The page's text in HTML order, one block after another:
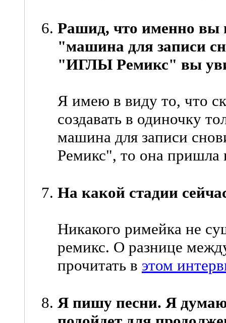
Рашид, что именно вы
"машина для записи
"ИГЛЫ Ремикс" вы
Я имею в виду то, что
создавать в одиночку
машина для записи
Ремикс", то она пришла
На какой стадии
Никакого римейка не
ремикс. О разнице
прочитать в этом
Я пишу песни. Я